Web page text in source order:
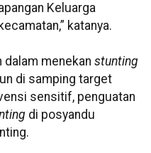
Keluarga
katanya.
dalam menekan stunting
di samping target
sensitif, penguatan
di posyandu